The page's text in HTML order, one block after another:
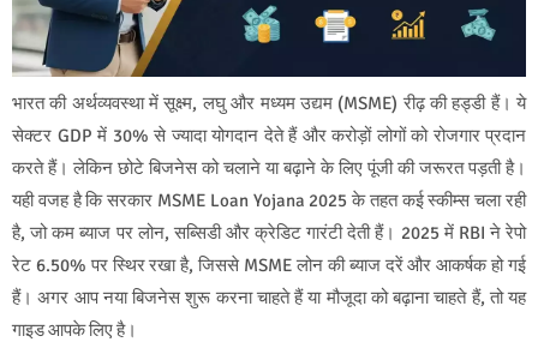
भारत की अर्थव्यवस्था में सूक्ष्म, लघु और मध्यम उद्यम (MSME) रीढ़ की हड्डी हैं। ये
सेक्टर GDP में 30% से ज्यादा योगदान देते हैं और करोड़ों लोगों को रोजगार प्रदान
करते हैं। लेकिन छोटे बिजनेस को चलाने या बढ़ाने के लिए पूंजी की जरूरत पड़ती है।
यही वजह है कि सरकार MSME Loan Yojana 2025 के तहत कई स्कीम्स चला रही
है, जो कम ब्याज पर लोन, सब्सिडी और क्रेडिट गारंटी देती हैं। 2025 में RBI ने रेपो
रेट 6.50% पर स्थिर रखा है, जिससे MSME लोन की ब्याज दरें और आकर्षक हो गई
हैं। अगर आप नया बिजनेस शुरू करना चाहते हैं या मौजूदा को बढ़ाना चाहते हैं, तो यह
गाइड आपके लिए है।